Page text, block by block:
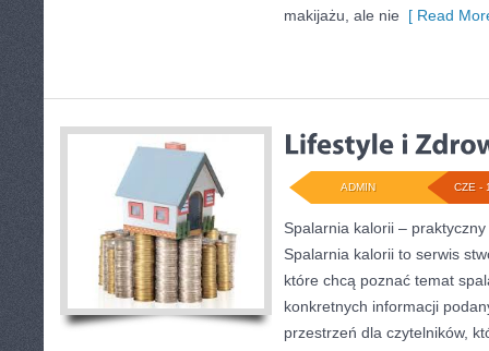
makijażu, ale nie [ Read
CZE -
ADMIN
Spalarnia kalorii –
Spalarnia kalorii to serwis
które chcą poznać temat
konkretnych informacji
przestrzeń dla czytelników,